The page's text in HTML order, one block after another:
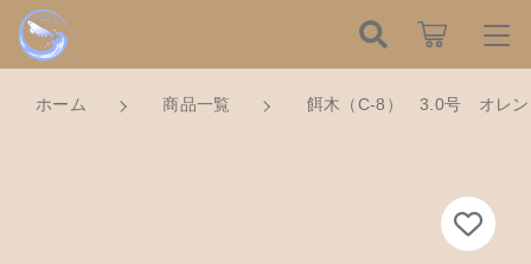
ホーム 商品一覧 餌木（C-8） 3.0号 オレン
カートに商品を追加しました
ログイン / 会員登録
こだわり検索